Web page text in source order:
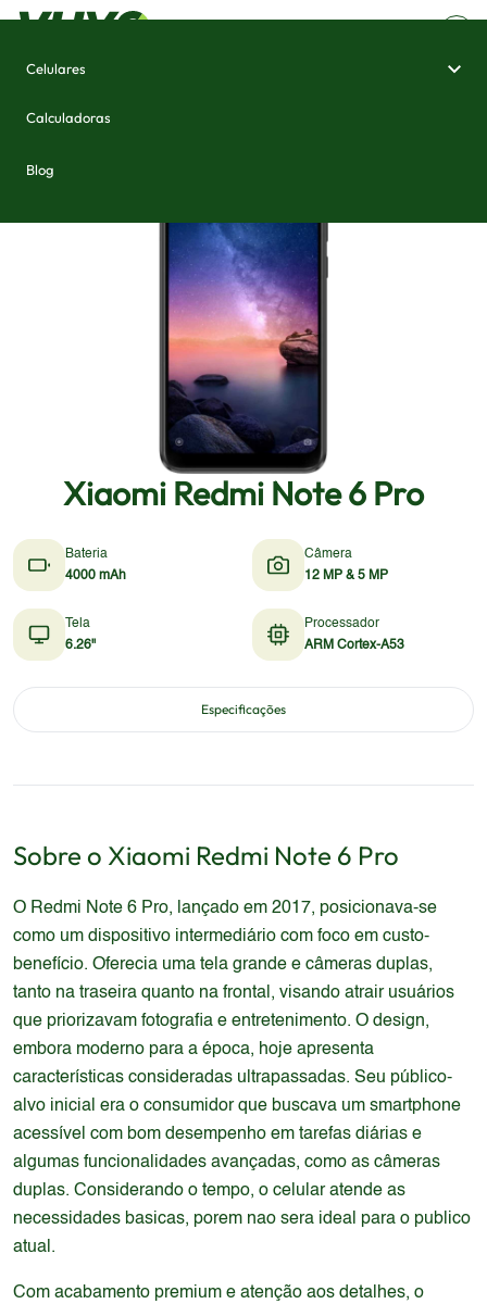
Celulares
Calculadoras
Blog
Xiaomi Redmi Note 6 Pro
Bateria
4000 mAh
Câmera
12 MP & 5 MP
Tela
6.26"
Processador
ARM Cortex-A53
Especificações
Sobre o Xiaomi Redmi Note 6 Pro
O Redmi Note 6 Pro, lançado em 2017, posicionava-se
como um dispositivo intermediário com foco em custo-
benefício. Oferecia uma tela grande e câmeras duplas,
tanto na traseira quanto na frontal, visando atrair usuários
que priorizavam fotografia e entretenimento. O design,
embora moderno para a época, hoje apresenta
características consideradas ultrapassadas. Seu público-
alvo inicial era o consumidor que buscava um smartphone
acessível com bom desempenho em tarefas diárias e
algumas funcionalidades avançadas, como as câmeras
duplas. Considerando o tempo, o celular atende as
necessidades basicas, porem nao sera ideal para o publico
atual.
Com acabamento premium e atenção aos detalhes, o